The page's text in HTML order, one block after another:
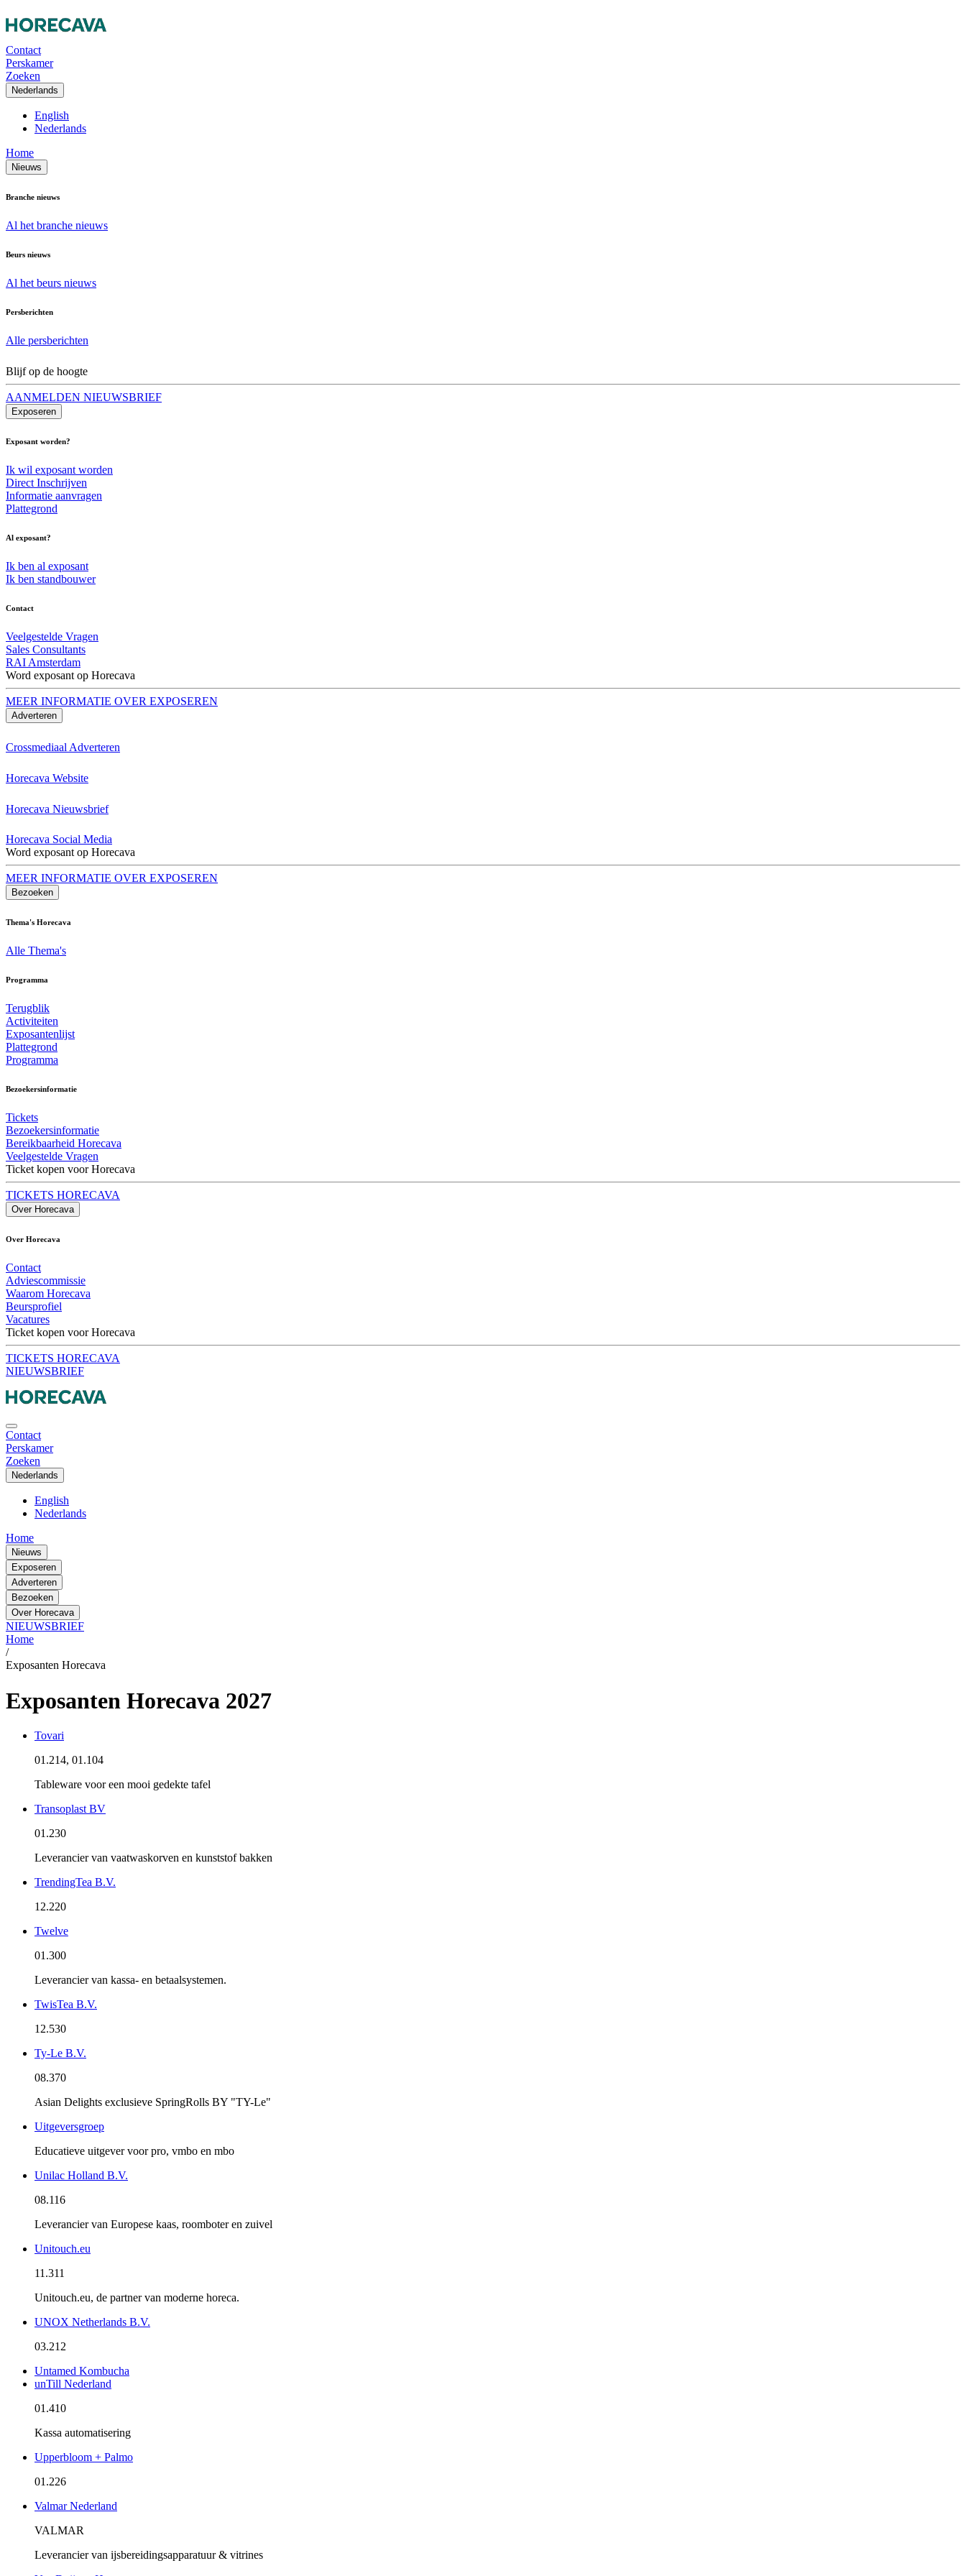
Contact
Perskamer
Zoeken
Nederlands
English
Nederlands
Home
Nieuws
Branche nieuws
Al het branche nieuws
Beurs nieuws
Al het beurs nieuws
Persberichten
Alle persberichten
Blijf op de hoogte
AANMELDEN NIEUWSBRIEF
Exposeren
Exposant worden?
Ik wil exposant worden
Direct Inschrijven
Informatie aanvragen
Plattegrond
Al exposant?
Ik ben al exposant
Ik ben standbouwer
Contact
Veelgestelde Vragen
Sales Consultants
RAI Amsterdam
Word exposant op Horecava
MEER INFORMATIE OVER EXPOSEREN
Adverteren
Crossmediaal Adverteren
Horecava Website
Horecava Nieuwsbrief
Horecava Social Media
Word exposant op Horecava
MEER INFORMATIE OVER EXPOSEREN
Bezoeken
Thema's Horecava
Alle Thema's
Programma
Terugblik
Activiteiten
Exposantenlijst
Plattegrond
Programma
Bezoekersinformatie
Tickets
Bezoekersinformatie
Bereikbaarheid Horecava
Veelgestelde Vragen
Ticket kopen voor Horecava
TICKETS HORECAVA
Over Horecava
Over Horecava
Contact
Adviescommissie
Waarom Horecava
Beursprofiel
Vacatures
Ticket kopen voor Horecava
TICKETS HORECAVA
NIEUWSBRIEF
Contact
Perskamer
Zoeken
Nederlands
English
Nederlands
Home
Nieuws
Exposeren
Adverteren
Bezoeken
Over Horecava
NIEUWSBRIEF
Home
/
Exposanten Horecava
Exposanten Horecava 2027
Tovari
01.214, 01.104
Tableware voor een mooi gedekte tafel
Transoplast BV
01.230
Leverancier van vaatwaskorven en kunststof bakken
TrendingTea B.V.
12.220
Twelve
01.300
Leverancier van kassa- en betaalsystemen.
TwisTea B.V.
12.530
Ty-Le B.V.
08.370
Asian Delights exclusieve SpringRolls BY "TY-Le"
Uitgeversgroep
Educatieve uitgever voor pro, vmbo en mbo
Unilac Holland B.V.
08.116
Leverancier van Europese kaas, roomboter en zuivel
Unitouch.eu
11.311
Unitouch.eu, de partner van moderne horeca.
UNOX Netherlands B.V.
03.212
Untamed Kombucha
unTill Nederland
01.410
Kassa automatisering
Upperbloom + Palmo
01.226
Valmar Nederland
VALMAR
Leverancier van ijsbereidingsapparatuur & vitrines